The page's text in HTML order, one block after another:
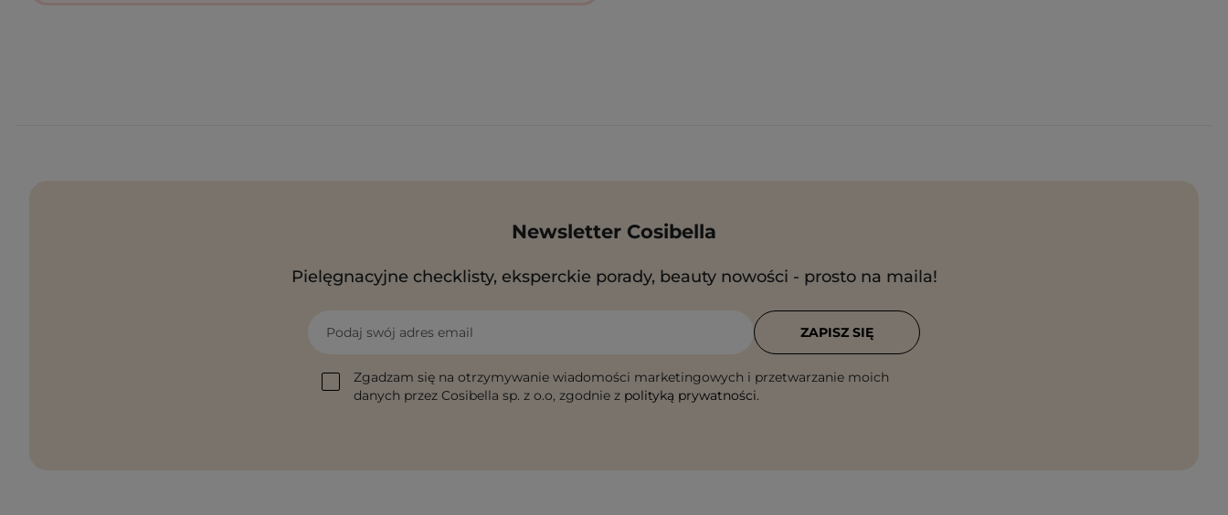
Newsletter Cosibella
Pielęgnacyjne checklisty, eksperckie porady, beauty nowości - prosto na maila!
Podaj swój adres email
Zgadzam się na otrzymywanie wiadomości marketingowych i przetwarzanie moich
danych przez Cosibella sp. z o.o, zgodnie z polityką prywatności.
ZAPISZ SIĘ